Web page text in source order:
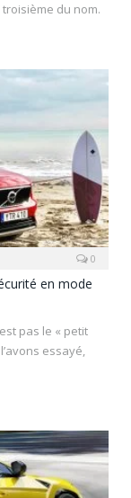
du nom.
0
en mode
pas le « petit
essayé,